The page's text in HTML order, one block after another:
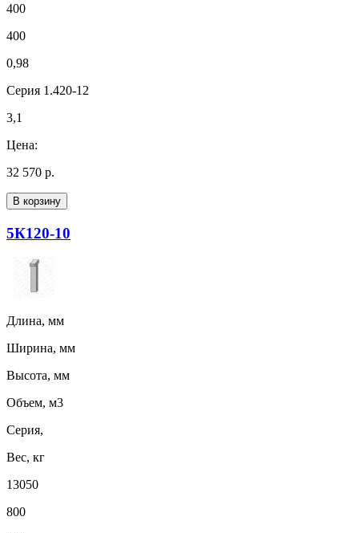
400
400
0,98
Серия 1.420-12
3,1
Цена:
32 570 р.
В корзину
5К120-10
Длина, мм
Ширина, мм
Высота, мм
Объем, м3
Серия,
Вес, кг
13050
800